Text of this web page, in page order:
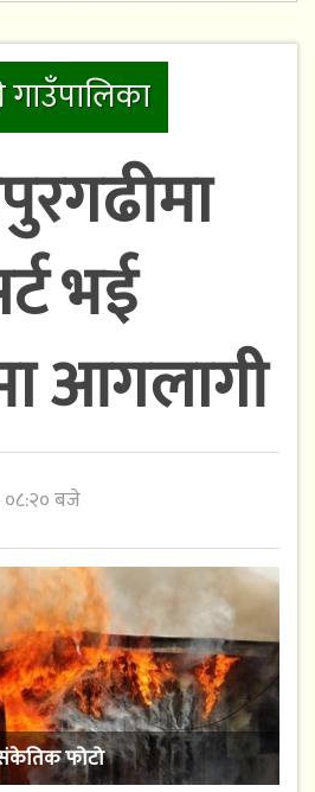
भई
आगलागी
०८:२० बजे
फोटो